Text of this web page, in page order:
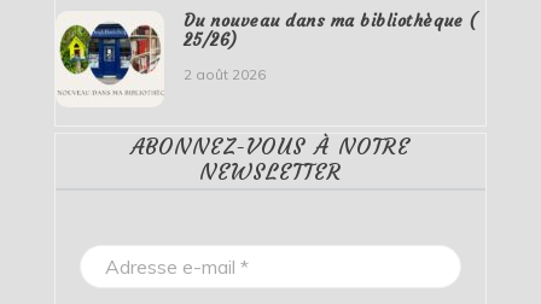
Du nouveau dans ma bibliothèque (
25/26)
2 août 2026
ABONNEZ-VOUS À NOTRE
NEWSLETTER